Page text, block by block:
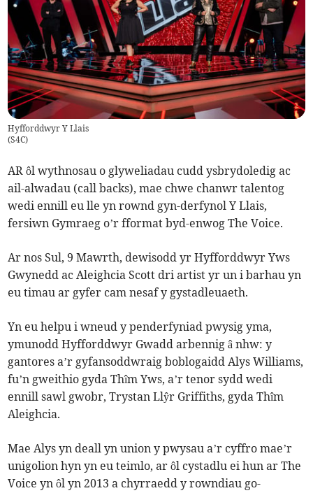
Hyfforddwyr Y Llais
(S4C)
AR ôl wythnosau o glyweliadau cudd ysbrydoledig ac
ail-alwadau (call backs), mae chwe chanwr talentog
wedi ennill eu lle yn rownd gyn-derfynol Y Llais,
fersiwn Gymraeg o’r fformat byd-enwog The Voice.
Ar nos Sul, 9 Mawrth, dewisodd yr Hyfforddwyr Yws
Gwynedd ac Aleighcia Scott dri artist yr un i barhau yn
eu timau ar gyfer cam nesaf y gystadleuaeth.
Yn eu helpu i wneud y penderfyniad pwysig yma,
ymunodd Hyfforddwyr Gwadd arbennig â nhw: y
gantores a’r gyfansoddwraig boblogaidd Alys Williams,
fu’n gweithio gyda Thîm Yws, a’r tenor sydd wedi
ennill sawl gwobr, Trystan Llŷr Griffiths, gyda Thîm
Aleighcia.
Mae Alys yn deall yn union y pwysau a’r cyffro mae’r
unigolion hyn yn eu teimlo, ar ôl cystadlu ei hun ar The
Voice yn ôl yn 2013 a chyrraedd y rowndiau go-